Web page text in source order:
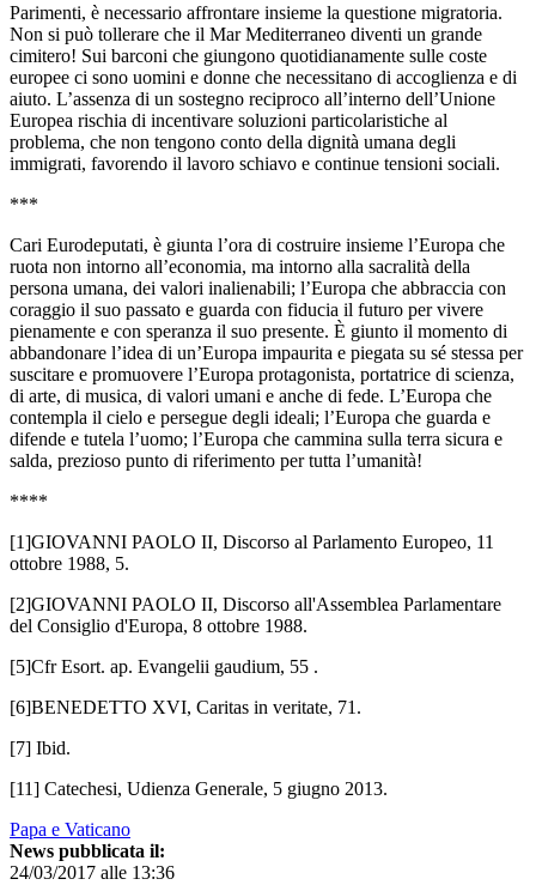
Parimenti, è necessario affrontare insieme la questione migratoria.
Non si può tollerare che il Mar Mediterraneo diventi un grande
cimitero! Sui barconi che giungono quotidianamente sulle coste
europee ci sono uomini e donne che necessitano di accoglienza e di
aiuto. L’assenza di un sostegno reciproco all’interno dell’Unione
Europea rischia di incentivare soluzioni particolaristiche al
problema, che non tengono conto della dignità umana degli
immigrati, favorendo il lavoro schiavo e continue tensioni sociali.
***
Cari Eurodeputati, è giunta l’ora di costruire insieme l’Europa che
ruota non intorno all’economia, ma intorno alla sacralità della
persona umana, dei valori inalienabili; l’Europa che abbraccia con
coraggio il suo passato e guarda con fiducia il futuro per vivere
pienamente e con speranza il suo presente. È giunto il momento di
abbandonare l’idea di un’Europa impaurita e piegata su sé stessa per
suscitare e promuovere l’Europa protagonista, portatrice di scienza,
di arte, di musica, di valori umani e anche di fede. L’Europa che
contempla il cielo e persegue degli ideali; l’Europa che guarda e
difende e tutela l’uomo; l’Europa che cammina sulla terra sicura e
salda, prezioso punto di riferimento per tutta l’umanità!
****
[1]GIOVANNI PAOLO II, Discorso al Parlamento Europeo, 11
ottobre 1988, 5.
[2]GIOVANNI PAOLO II, Discorso all'Assemblea Parlamentare
del Consiglio d'Europa, 8 ottobre 1988.
[5]Cfr Esort. ap. Evangelii gaudium, 55 .
[6]BENEDETTO XVI, Caritas in veritate, 71.
[7] Ibid.
[11] Catechesi, Udienza Generale, 5 giugno 2013.
Papa e Vaticano
News pubblicata il:
24/03/2017 alle 13:36